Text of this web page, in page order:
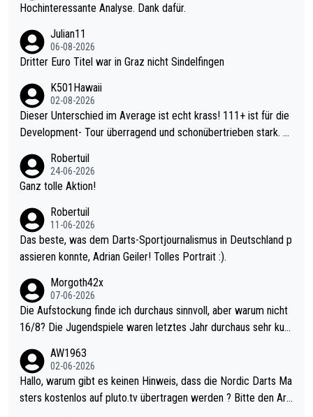
Hochinteressante Analyse. Dank dafür.
Julian11
06-08-2026
Dritter Euro Titel war in Graz nicht Sindelfingen
K501Hawaii
02-08-2026
Dieser Unterschied im Average ist echt krass! 111+ ist für die
Development- Tour überragend und schonübertrieben stark. U
mal 40+ erst recht. Da gewinnst keinen Blumentopf - ist ja noc
h krasser wie ein Pokalspiel eines Kreisligisten vs einem Bund
Robertuil
24-06-2026
Ganz tolle Aktion!
Robertuil
11-06-2026
Das beste, was dem Darts-Sportjournalismus in Deutschland p
assieren konnte, Adrian Geiler! Tolles Portrait :).
Morgoth42x
07-06-2026
Die Aufstockung finde ich durchaus sinnvoll, aber warum nicht
16/8? Die Jugendspiele waren letztes Jahr durchaus sehr kurz
Allerdings ist Mitchell Lawrie als Nummer 1 der Welt eh qualifi
ziert. Somit ändert die automatische Qualifikation des Weltmei
sters erstmal nichts. Ich denke sie wollen damit für nächstes J
AW1963
02-06-2026
Hallo, warum gibt es keinen Hinweis, dass die Nordic Darts Ma
sters kostenlos auf pluto.tv übertragen werden ? Bitte den Arti